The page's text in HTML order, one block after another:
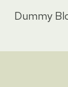
Dummy